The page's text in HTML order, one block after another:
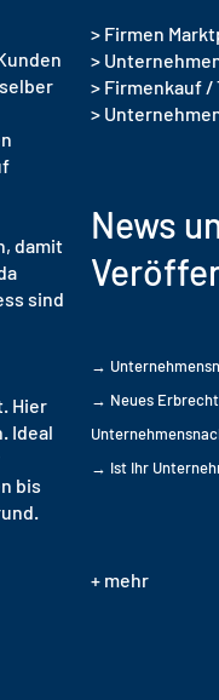
damit
sind
Hier
Ideal
bis
> Firmen
>
> Firmenkauf /
>
News
→
→ Neues
→ Ist Ihr
+ mehr